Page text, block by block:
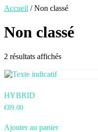
Accueil / Non classé
Non classé
2 résultats affichés
HYBRID
€89.00
Ajouter au panier